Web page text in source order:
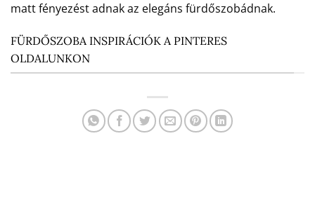
matt fényezést adnak az elegáns fürdőszobádnak.
FÜRDŐSZOBA INSPIRÁCIÓK A PINTERES
OLDALUNKON